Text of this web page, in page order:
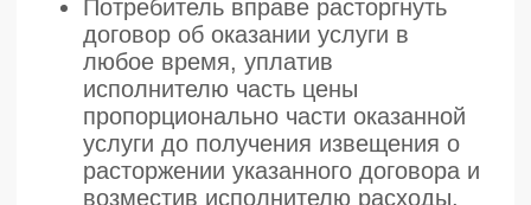
к. 5, помещ. 1Н
Физический адрес:109316, г. Москва,
вн. тер. г. Муниципальный округ
Печатники, пр-кт Волгоградский, д. 42,
к. 5, помещ. 1Н
Юридический адрес:109316, г.
Москва, вн. тер. г. Муниципальный
округ Печатники, пр-кт Волгоградский,
д. 42, к. 5, помещ. 1Н
e-mail: info@motorica.org